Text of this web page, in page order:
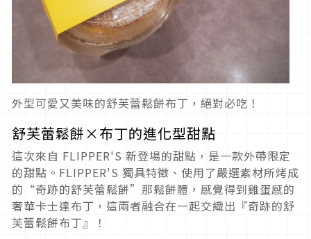
外型可愛又美味的舒芙蕾鬆餅布丁，絕對必吃！
舒芙蕾鬆餅×布丁的進化型甜點
這次來自 FLIPPER'S 新登場的甜點，是一款外帶限定
的甜點。FLIPPER'S 獨具特徵、使用了嚴選素材所烤成
的“奇跡的舒芙蕾鬆餅”那鬆餅體，感覺得到雞蛋感的
奢華卡士達布丁，這兩者融合在一起交織出『奇跡的舒
芙蕾鬆餅布丁』！